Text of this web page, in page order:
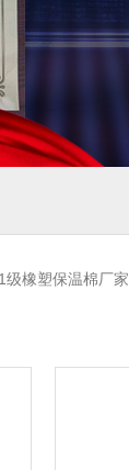
级橡塑保温棉厂家